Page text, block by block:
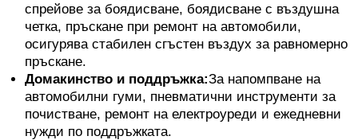
спрейове за боядисване, боядисване с въздушна
четка, пръскане при ремонт на автомобили,
осигурява стабилен сгъстен въздух за равномерно
пръскане.
Домакинство и поддръжка:За напомпване на
автомобилни гуми, пневматични инструменти за
почистване, ремонт на електроуреди и ежедневни
нужди по поддръжката.